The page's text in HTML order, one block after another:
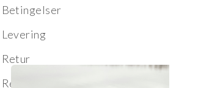
Betingelser
Levering
Retur
Reklamation